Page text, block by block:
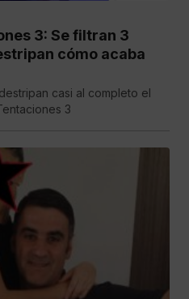
3: Se filtran 3
cómo acaba
casi al completo el
3